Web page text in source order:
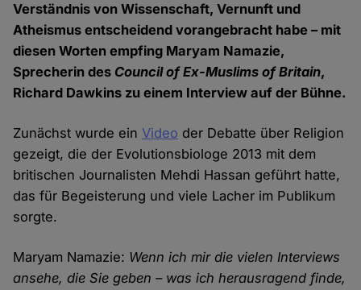
Verständnis von Wissenschaft, Vernunft und
Atheismus entscheidend vorangebracht habe – mit
diesen Worten empfing Maryam Namazie,
Sprecherin des Council of Ex-Muslims of Britain,
Richard Dawkins zu einem Interview auf der Bühne.
Zunächst wurde einVideo der Debatte über Religion
gezeigt, die der Evolutionsbiologe 2013 mit dem
britischen Journalisten Mehdi Hassan geführt hatte,
das für Begeisterung und viele Lacher im Publikum
sorgte.
Maryam Namazie: Wenn ich mir die vielen Interviews
ansehe, die Sie geben – was ich herausragend finde,